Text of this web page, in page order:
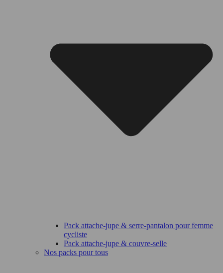
Pack attache-jupe & serre-pantalon pour femme
cycliste
Pack attache-jupe & couvre-selle
Nos packs pour tous